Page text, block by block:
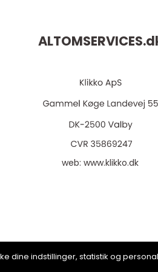
ALTOMSERVICES.
web:www.klikko.dk
dine indstillinger, statistik og